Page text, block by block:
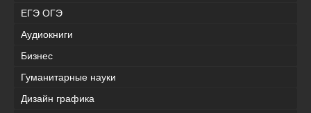
ЕГЭ ОГЭ
Аудиокниги
Бизнес
Гуманитарные науки
Дизайн графика